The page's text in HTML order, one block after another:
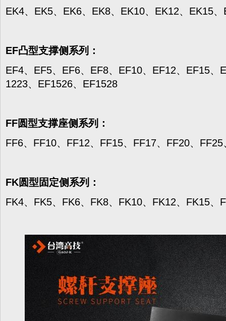
EK4、EK5、EK6、EK8、EK10、EK12、EK15
EF凸型支撑侧系列：
EF4、EF5、EF6、EF8、EF10、EF12、EF15、
1223、EF1526、EF1528
FF圆型支撑座侧系列：
FF6、FF10、FF12、FF15、FF17、FF20、FF25
FK圆型固定侧系列：
FK4、FK5、FK6、FK8、FK10、FK12、FK15、